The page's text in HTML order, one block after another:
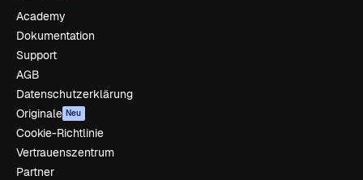
Academy
Dokumentation
Support
AGB
Datenschutzerklärung
Originale Neu
Cookie-Richtlinie
Vertrauenszentrum
Partner